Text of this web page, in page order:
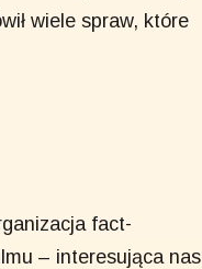
wiele spraw, które
fact-
– interesująca nas